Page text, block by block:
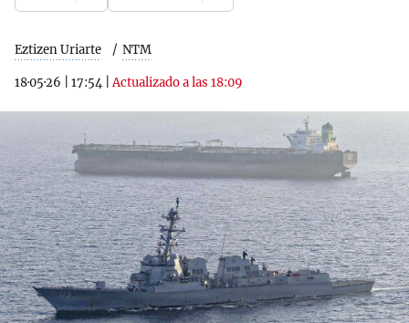
Eztizen Uriarte NTM
18·05·26 17:54 |Actualizado a las 18:09